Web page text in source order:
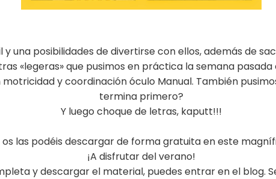
y una posibilidades de divertirse con ellos, además de
«legeras» que pusimos en práctica la semana
y coordinación óculo Manual. También
termina primero?
Y luego choque de letras, kaputt!!!
os las podéis descargar de forma gratuita en este
¡A disfrutar del verano!
y descargar el material, puedes entrar en el blog.